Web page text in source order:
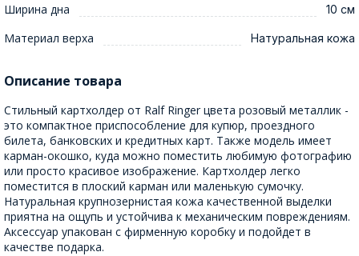
Ширина дна 10 см
Материал верха Натуральная кожа
Описание товара
Стильный картхолдер от Ralf Ringer цвета розовый металлик -
это компактное приспособление для купюр, проездного
билета, банковских и кредитных карт. Также модель имеет
карман-окошко, куда можно поместить любимую фотографию
или просто красивое изображение. Картхолдер легко
поместится в плоский карман или маленькую сумочку.
Натуральная крупнозернистая кожа качественной выделки
приятна на ощупь и устойчива к механическим повреждениям.
Аксессуар упакован с фирменную коробку и подойдет в
качестве подарка.